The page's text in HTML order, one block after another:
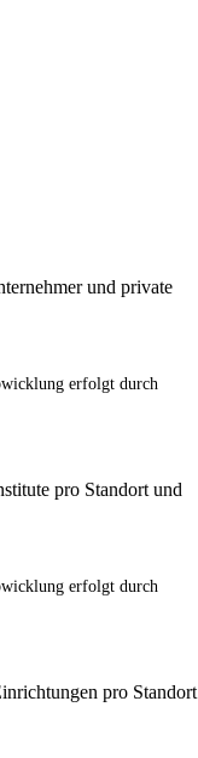
und private
erfolgt durch
pro Standort und
erfolgt durch
pro Standort